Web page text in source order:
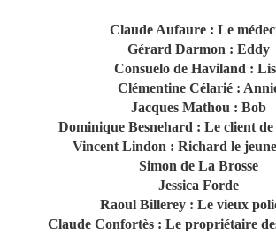
Claude Aufaure : Le
Gérard Darmon : Eddy
Consuelo de Haviland :
Clémentine Célarié :
Jacques Mathou : Bob
Dominique Besnehard : Le client
Vincent Lindon : Richard le
Simon de La Brosse
Jessica Forde
Raoul Billerey : Le vieux
Claude Confortès : Le propriétaire